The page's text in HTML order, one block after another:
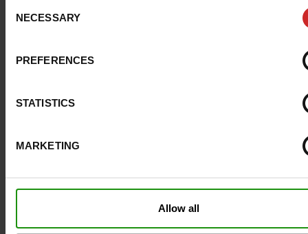
Selection
NECESSARY
PREFERENCES
STATISTICS
MARKETING
Allow all
Avis clients